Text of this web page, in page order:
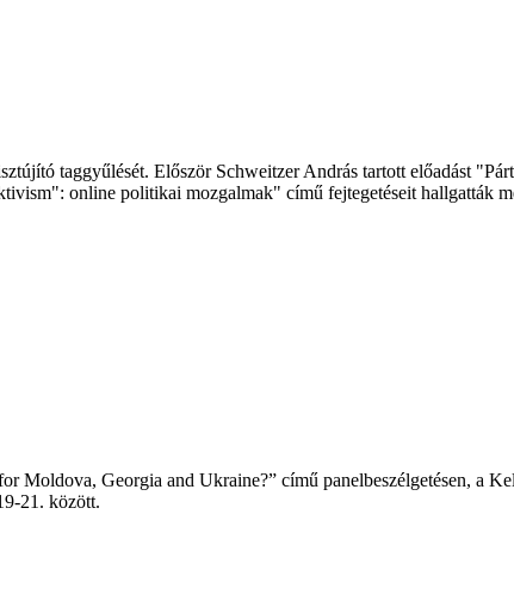
taggyűlését. Először Schweitzer András tartott előadást
online politikai mozgalmak" című fejtegetéseit hallgatták
Moldova, Georgia and Ukraine?” című panelbeszélgetésen, a
21. között.